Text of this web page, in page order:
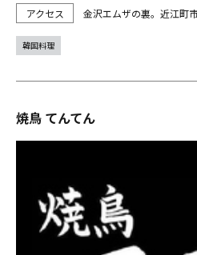
金沢エムザの裏。近江町
韓国料理
焼鳥 てんてん